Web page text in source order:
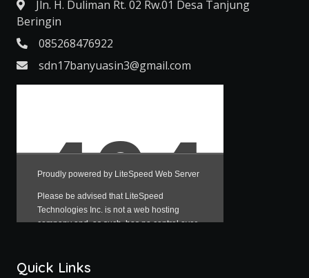
Jln. H. Duliman Rt. 02 Rw.01 Desa Tanjung
Beringin
085268476922
sdn17banyuasin3@gmail.com
Quick Links